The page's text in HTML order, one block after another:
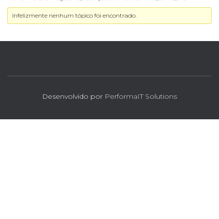
Infelizmente nenhum tópico foi encontrado.
Desenvolvido por PerformaIT Solutions